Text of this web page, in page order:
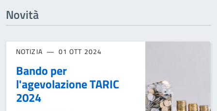
Novità
NOTIZIA 01 OTT 2024
Bando per
l'agevolazione TARIC
2024